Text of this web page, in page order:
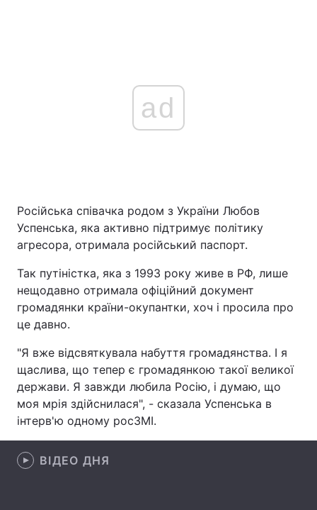
Головна Війна
Україна
Економіка Світ
Спорт
Техно і зв'язок Лайт
Зброя Інциденти
Здоров'я
Цікавинки
ad
Російська співачка родом з України Любов
Успенська, яка активно підтримує політику
агресора, отримала російський паспорт.
Так путіністка, яка з 1993 року живе в РФ, лише
нещодавно отримала офіційний документ
громадянки країни-окупантки, хоч і просила про
це давно.
"Я вже відсвяткувала набуття громадянства. І я
щаслива, що тепер є громадянкою такої великої
держави. Я завжди любила Росію, і думаю, що
моя мрія здійснилася", - сказала Успенська в
інтерв'ю одному росЗМІ.
ВІДЕО ДНЯ